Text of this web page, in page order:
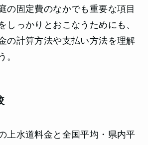
の固定費のなかでも重要な項目
しっかりとおこなうためにも、
の計算方法や支払い方法を理解
。
上水道料金と全国平均・県内平